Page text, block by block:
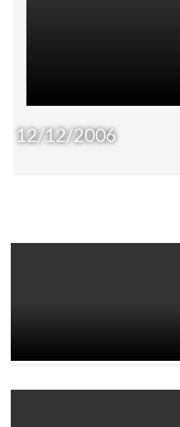
12/12/2006